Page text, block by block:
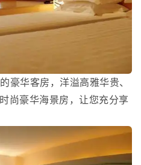
华客房，洋溢高雅华贵、
尚豪华海景房，让您充分享